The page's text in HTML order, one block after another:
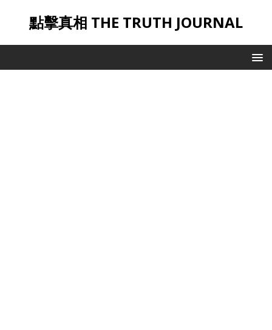
點擊真相 THE TRUTH JOURNAL